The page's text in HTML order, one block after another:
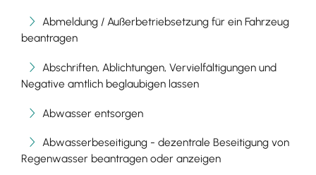
Abmeldung / Außerbetriebsetzung für ein Fahrzeug
beantragen
Abschriften, Ablichtungen, Vervielfältigungen und
Negative amtlich beglaubigen lassen
Abwasser entsorgen
Abwasserbeseitigung - dezentrale Beseitigung von
Regenwasser beantragen oder anzeigen